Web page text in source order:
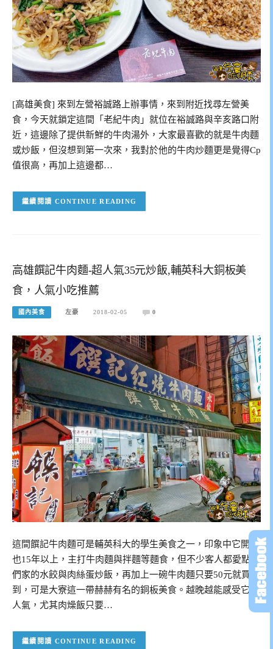
[高雄美食] 來到左營裕誠路上辦事情，來到附近找尋左營美
食，今天就鎖定這間「老紀牛肉」就位在裕誠路與辛亥路口附
近，這邊除了提供新鮮的牛肉湯外，大家最喜歡的就是牛肉麵
或炒飯，但沒想到第一次來，我對於他的牛肉炒麵更是覺得Cp
值很高，再加上這邊都…
CONTINUE READING
高雄饌記牛肉麵-超人氣35元炒飯,輔英科大銅板美
食，人氣小吃推薦
國內美食 左豪 2018-02-05 0
這間饌記牛肉麵可是輔英科大的學生美食之一，印象中它開了
也15年以上，主打牛肉麵與拌麵等麵食，但不少客人都愛點它
們家的水餃與肉絲蛋炒飯，再加上一碗牛肉麵只要50元就買得
到，可是大寮這一帶赫赫有名的銅板美食。越晚越能感受它的
人氣，尤其肉燥飯只要…
CONTINUE READING